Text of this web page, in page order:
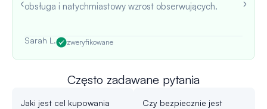
obsługa i natychmiastowy wzrost obserwujących.
Sarah L. zweryfikowane
Często zadawane pytania
Jaki jest cel kupowania
Czy bezpiecznie jest